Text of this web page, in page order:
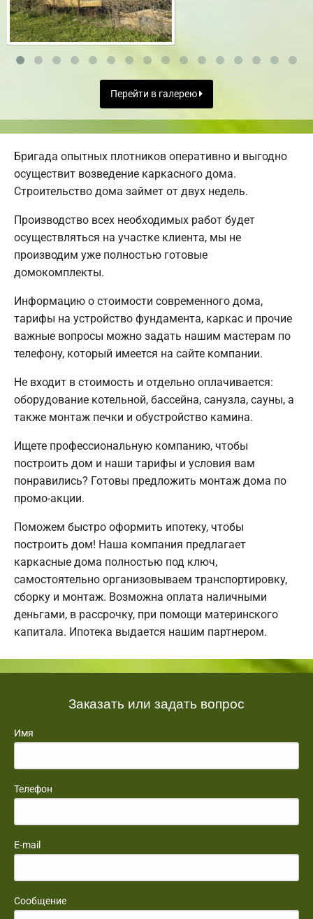
Перейти в галерею
Бригада опытных плотников оперативно и выгодно
осуществит возведение каркасного дома.
Строительство дома займет от двух недель.
Производство всех необходимых работ будет
осуществляться на участке клиента, мы не
производим уже полностью готовые
домокомплекты.
Информацию о стоимости современного дома,
тарифы на устройство фундамента, каркас и прочие
важные вопросы можно задать нашим мастерам по
телефону, который имеется на сайте компании.
Не входит в стоимость и отдельно оплачивается:
оборудование котельной, бассейна, санузла, сауны, а
также монтаж печки и обустройство камина.
Ищете профессиональную компанию, чтобы
построить дом и наши тарифы и условия вам
понравились? Готовы предложить монтаж дома по
промо-акции.
Поможем быстро оформить ипотеку, чтобы
построить дом! Наша компания предлагает
каркасные дома полностью под ключ,
самостоятельно организовываем транспортировку,
сборку и монтаж. Возможна оплата наличными
деньгами, в рассрочку, при помощи материнского
капитала. Ипотека выдается нашим партнером.
Заказать или задать вопрос
Имя
Телефон
E-mail
Сообщение